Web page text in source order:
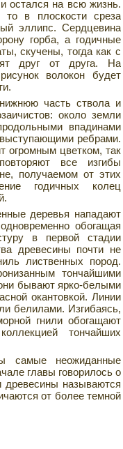
остался на всю жизнь.
то в плоскости среза
эллипс. Сердцевина
горба, а годичные
скучены, тогда как с
друг от друга. На
волокон будет
часть ствола и
около земли
впадинами
ребрами.
огромным цветком, так
все изгибы
получаемом от этих
годичных колец
деревья нападают
обогащая
в первой стадии
древесины почти не
лиственных пород.
тончайшими
бывают ярко-белыми
окантовкой. Линии
белилами. Изгибаясь,
гнили обогащают
тончайших
самые неожиданные
главы говорилось о
древесины называются
от более темной